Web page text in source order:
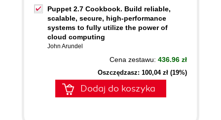
Puppet 2.7 Cookbook. Build reliable,
scalable, secure, high-performance
systems to fully utilize the power of
cloud computing
John Arundel
Cena zestawu: 436.96 zł
Oszczędzasz: 100,04 zł (19%)
Dodaj do koszyka